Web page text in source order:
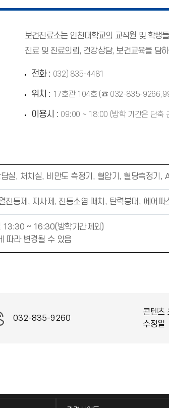
보건진료소는 인천대학교의 교직원 및 학생
진료 및 진료의뢰, 건강상담, 보건교육을 담
전화 : 032) 835-4481
위치 : 17호관 104호 (☎ 032-835-
이용시 : 09:00 ~ 18:00 (방학 기간은 단축
실, 처치실, 비만도 측정기, 혈압기, 혈당측정기,
진통제, 지사제, 진통소염 패치, 탄력붕대, 에어
13:30 ~ 16:30(방학기간제외)
따라 변경될 수 있음
032-835-9260
콘텐츠
수정일